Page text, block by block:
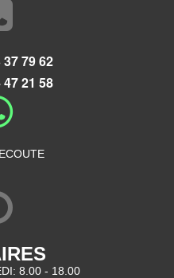
79 62
21 58
8.00 - 18.00